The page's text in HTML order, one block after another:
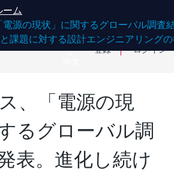
English
登録 ログイン
ーム
源の現状」に関するグローバル調査
課題に対する設計エンジニアリング
、「電源の現
るグローバル調
表。進化し続け